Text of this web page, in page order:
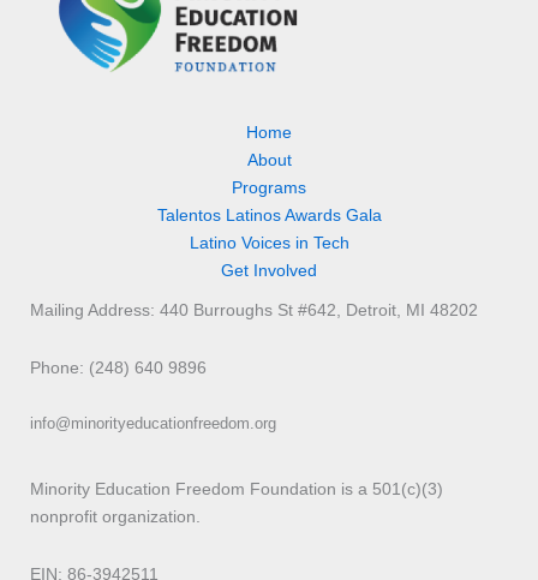
Home
About
Programs
Talentos Latinos Awards Gala
Latino Voices in Tech
Get Involved
Mailing Address: 440 Burroughs St #642, Detroit, MI 48202
Phone: (248) 640 9896
info@minorityeducationfreedom.org
Minority Education Freedom Foundation is a 501(c)(3)
nonprofit organization.
EIN: 86-3942511